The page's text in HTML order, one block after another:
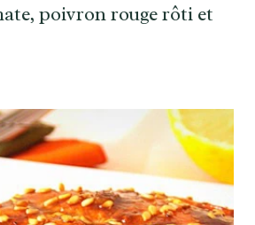
poivron rouge rôti et